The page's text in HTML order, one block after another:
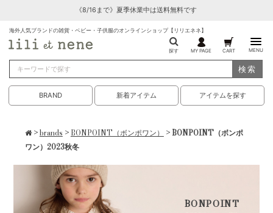
《8/16まで》夏季休業中は送料無料です
海外人気ブランドの雑貨・ベビー・子供服のオンラインショップ【リリエネネ】
探す MY PAGE CART MENU
検索
BRAND 新着アイテム アイテムを探す
>brands > BONPOINT（ボンポワン） > BONPOINT（ボンポ
ワン）2023秋冬
BONPOINT